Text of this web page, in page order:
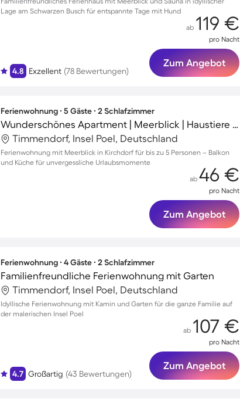
Lage am Schwarzen Busch für entspannte Tage mit Hund
4.8 Exzellent (78 Bewertungen)
ab 119 €
pro Nacht
Zum Angebot
Ferienwohnung ∙ 5 Gäste ∙ 2 Schlafzimmer
Wunderschönes Apartment | Meerblick | Haustiere erlaubt
Timmendorf, Insel Poel, Deutschland
Ferienwohnung mit Meerblick in Kirchdorf für bis zu 5 Personen – Balkon
und Küche für unvergessliche Urlaubsmomente
ab 46 €
pro Nacht
Zum Angebot
Ferienwohnung ∙ 4 Gäste ∙ 2 Schlafzimmer
Familienfreundliche Ferienwohnung mit Garten
Timmendorf, Insel Poel, Deutschland
Idyllische Ferienwohnung mit Kamin und Garten für die ganze Familie auf
der malerischen Insel Poel
4.7 Großartig (43 Bewertungen)
ab 107 €
pro Nacht
Zum Angebot